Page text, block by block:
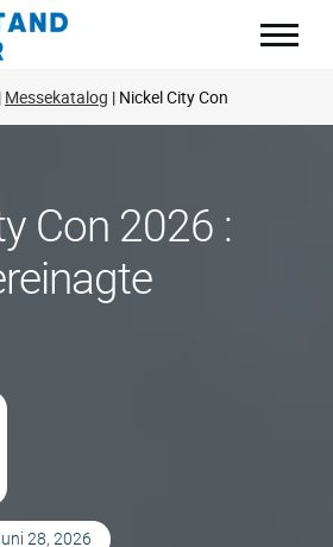
Messekatalog Nickel City Con
Con 2026 :
28, 2026